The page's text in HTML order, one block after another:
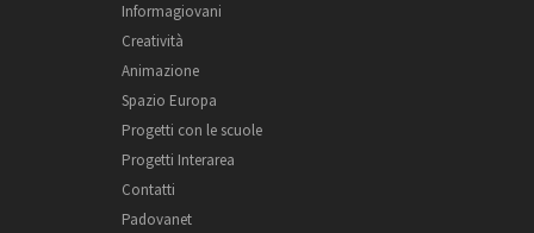
Informagiovani
Creatività
Animazione
Spazio Europa
Progetti con le scuole
Progetti Interarea
Contatti
Padovanet